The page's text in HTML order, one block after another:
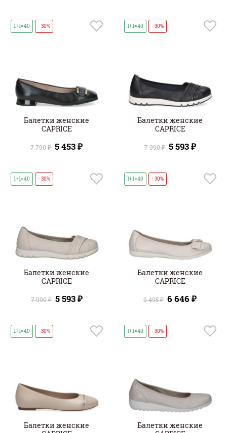
1+1=40 - 30%
Балетки женские
CAPRICE
7 790 ₽ 5 453 ₽
1+1=40 - 30%
Балетки женские
CAPRICE
7 990 ₽ 5 593 ₽
1+1=40 - 30%
Балетки женские
CAPRICE
7 990 ₽ 5 593 ₽
1+1=40 - 30%
Балетки женские
CAPRICE
9 495 ₽ 6 646 ₽
1+1=40 - 30%
Балетки женские
1+1=40 - 30%
Балетки женские